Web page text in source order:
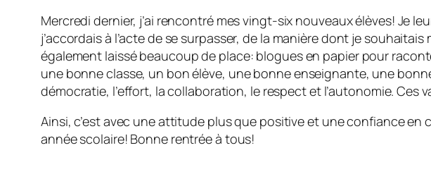
Mercredi dernier, j’ai rencontré mes vingt-six nouveaux élèves! Je
j’accordais à l’acte de se surpasser, de la manière dont je
également laissé beaucoup de place: blogues en papier pour
une bonne classe, un bon élève, une bonne enseignante, une
démocratie, l’effort, la collaboration, le respect et l’autonomie. Ces
Ainsi, c’est avec une attitude plus que positive et une confiance
année scolaire! Bonne rentrée à tous!